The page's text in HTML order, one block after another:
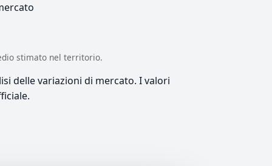
stimato nel territorio.
delle variazioni di mercato. I valori